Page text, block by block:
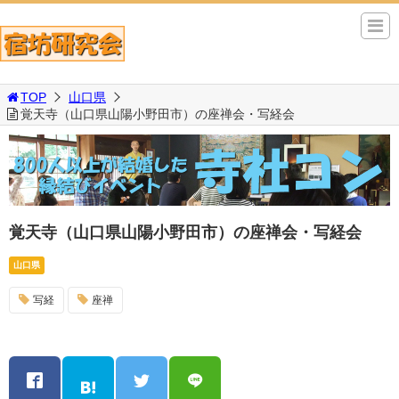
TOP
山口県
覚天寺（山口県山陽小野田市）の座禅会・写経会
覚天寺（山口県山陽小野田市）の座禅会・写経会
山口県
写経 座禅